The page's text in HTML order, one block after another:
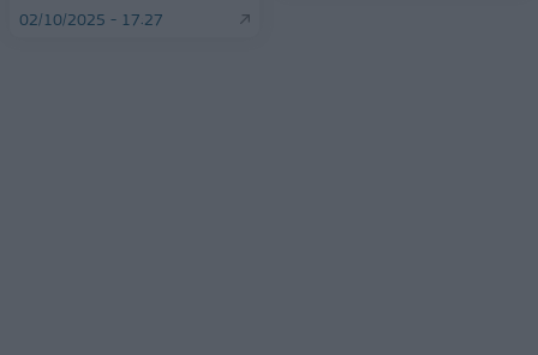
02/10/2025 - 17:27